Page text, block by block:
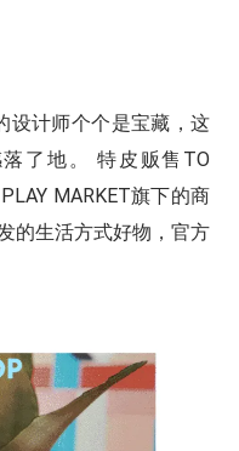
设计师个个是宝藏，这
了地。 特皮贩售TO
MARKET旗下的商
的生活方式好物，官方